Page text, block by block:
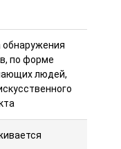
обнаружения
по форме
людей,